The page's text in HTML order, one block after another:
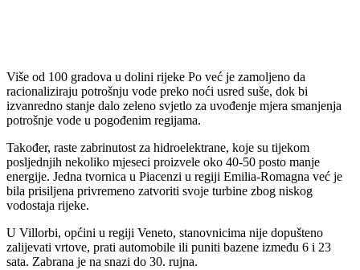
Više od 100 gradova u dolini rijeke Po već je zamoljeno da
racionaliziraju potrošnju vode preko noći usred suše, dok bi
izvanredno stanje dalo zeleno svjetlo za uvođenje mjera smanjenja
potrošnje vode u pogođenim regijama.
Također, raste zabrinutost za hidroelektrane, koje su tijekom
posljednjih nekoliko mjeseci proizvele oko 40-50 posto manje
energije. Jedna tvornica u Piacenzi u regiji Emilia-Romagna već je
bila prisiljena privremeno zatvoriti svoje turbine zbog niskog
vodostaja rijeke.
U Villorbi, općini u regiji Veneto, stanovnicima nije dopušteno
zalijevati vrtove, prati automobile ili puniti bazene između 6 i 23
sata. Zabrana je na snazi ​​do 30. rujna.